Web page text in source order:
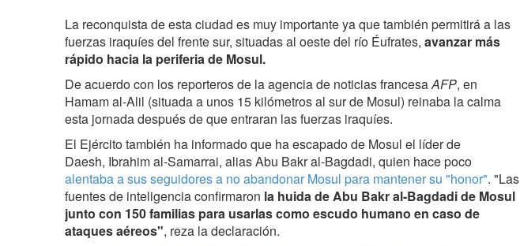
La reconquista de esta ciudad es muy importante ya que también permitirá a las
fuerzas iraquíes del frente sur, situadas al oeste del río Éufrates, avanzar más
rápido hacia la periferia de Mosul.
De acuerdo con los reporteros de la agencia de noticias francesaAFP, en
Hamam al-Alil (situada a unos 15 kilómetros al sur de Mosul) reinaba la calma
esta jornada después de que entraran las fuerzas iraquíes.
El Ejército también ha informado que ha escapado de Mosul el líder de
Daesh, Ibrahim al-Samarrai, alias Abu Bakr al-Bagdadi, quien hace poco
alentaba a sus seguidores a no abandonar Mosul para mantener su "honor". "Las
fuentes de inteligencia confirmaron la huida de Abu Bakr al-Bagdadi de Mosul
junto con 150 familias para usarlas como escudo humano en caso de
ataques aéreos", reza la declaración.